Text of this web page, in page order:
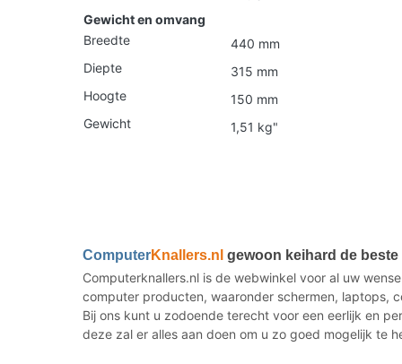
Gewicht en omvang
Breedte
440 mm
Diepte
315 mm
Hoogte
150 mm
Gewicht
1,51 kg"
ComputerKnallers.nl gewoon keihard de
Computerknallers.nl is de webwinkel voor al uw
computer producten, waaronder schermen, laptops,
Bij ons kunt u zodoende terecht voor een eerlijk en
deze zal er alles aan doen om u zo goed mogelijk te